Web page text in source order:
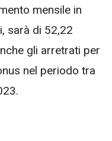
mensile in
sarà di 52,22
gli arretrati per
nel periodo tra